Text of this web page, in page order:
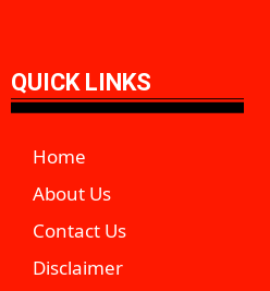
QUICK LINKS
Home
About Us
Contact Us
Disclaimer